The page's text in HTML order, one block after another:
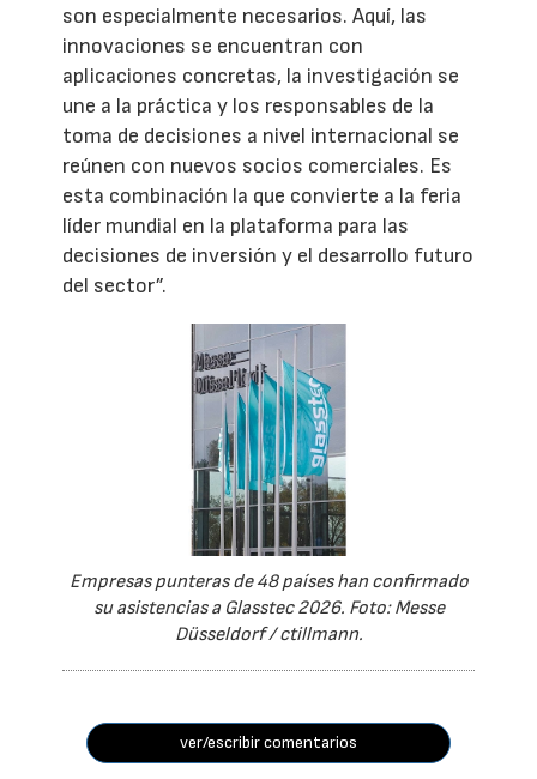
son especialmente necesarios. Aquí, las
innovaciones se encuentran con
aplicaciones concretas, la investigación se
une a la práctica y los responsables de la
toma de decisiones a nivel internacional se
reúnen con nuevos socios comerciales. Es
esta combinación la que convierte a la feria
líder mundial en la plataforma para las
decisiones de inversión y el desarrollo futuro
del sector”.
Empresas punteras de 48 países han confirmado
su asistencias a Glasstec 2026. Foto: Messe
Düsseldorf / ctillmann.
ver/escribir comentarios